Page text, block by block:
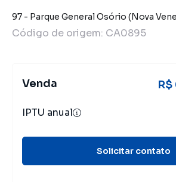
97 - Parque General Osório (Nova
Código de origem: CA0895
Venda
IPTU anual
Solicitar contato